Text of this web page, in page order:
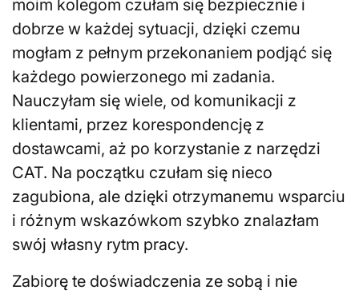
moim kolegom czułam się bezpiecznie i
dobrze w każdej sytuacji, dzięki czemu
mogłam z pełnym przekonaniem podjąć się
każdego powierzonego mi zadania.
Nauczyłam się wiele, od komunikacji z
klientami, przez korespondencję z
dostawcami, aż po korzystanie z narzędzi
CAT. Na początku czułam się nieco
zagubiona, ale dzięki otrzymanemu wsparciu
i różnym wskazówkom szybko znalazłam
swój własny rytm pracy.
Zabiorę te doświadczenia ze sobą i nie